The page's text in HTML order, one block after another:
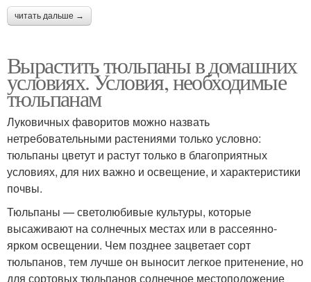
читать дальше →
Вырастить тюльпаны в домашних
условиях. Условия, необходимые
тюльпанам
Луковичных фаворитов можно назвать
нетребовательными растениями только условно:
тюльпаны цветут и растут только в благоприятных
условиях, для них важно и освещение, и характеристики
почвы.
Тюльпаны — светолюбивые культуры, которые
высаживают на солнечных местах или в рассеянно-
ярком освещении. Чем позднее зацветает сорт
тюльпанов, тем лучше он выносит легкое притенение, но
для сортовых тюльпанов солнечное местоположение